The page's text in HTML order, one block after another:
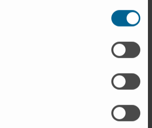
Este artículo está
Noticias.CUN 122
¿Quiere leer más de este